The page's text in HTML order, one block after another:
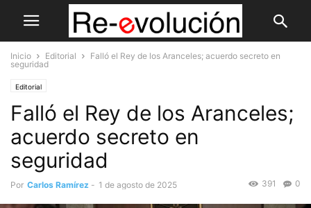
Inicio Editorial
Falló el Rey de los Aranceles; acuerdo secreto en
seguridad
Editorial
Falló el Rey de los Aranceles;
acuerdo secreto en
seguridad
Por Carlos Ramírez - 1 de agosto de 2025 0
391